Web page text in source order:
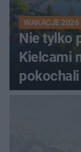
WAKACJE 2026
Nie tylko
Kielcami